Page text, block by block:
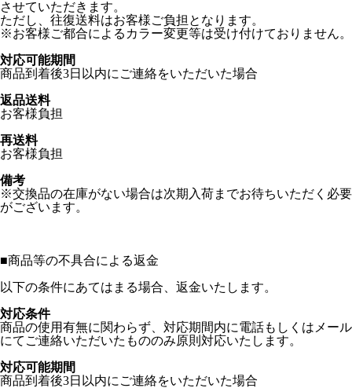
させていただきます。
ただし、往復送料はお客様ご負担となります。
※お客様ご都合によるカラー変更等は受け付けておりません。
対応可能期間
商品到着後3日以内にご連絡をいただいた場合
返品送料
お客様負担
再送料
お客様負担
備考
※交換品の在庫がない場合は次期入荷までお待ちいただく必要
がございます。
■商品等の不具合による返金
以下の条件にあてはまる場合、返金いたします。
対応条件
商品の使用有無に関わらず、対応期間内に電話もしくはメール
にてご連絡いただいたもののみ原則対応いたします。
対応可能期間
商品到着後3日以内にご連絡をいただいた場合